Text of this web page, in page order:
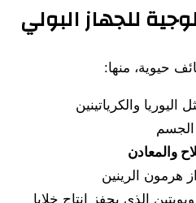
للجهاز البولي
حيوية، منها:
والكرياتينين
والمعادن
هرمون الرينين
الذي يحفز إنتاج خلايا